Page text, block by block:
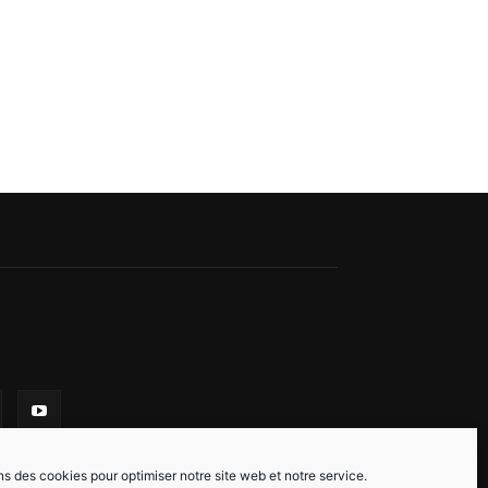
des cookies pour optimiser notre site web et notre service.